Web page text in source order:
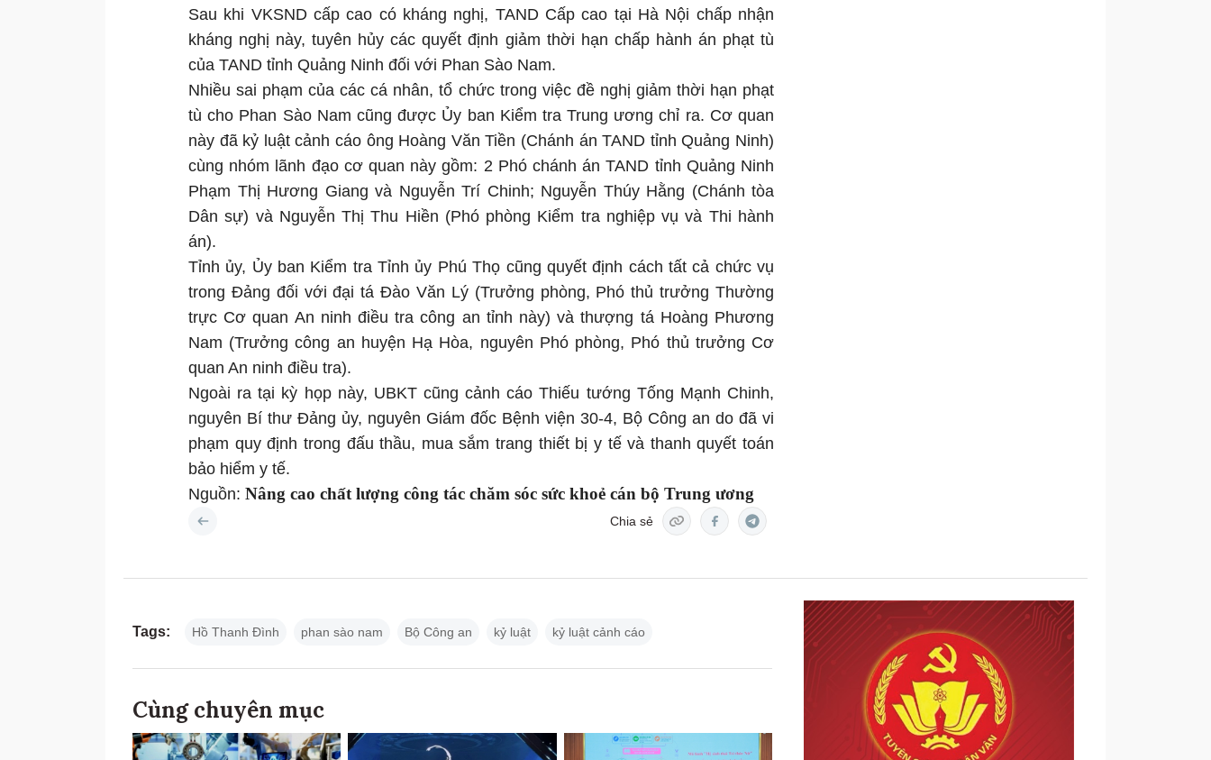
Sau khi VKSND cấp cao có kháng nghị, TAND Cấp cao tại Hà Nội chấp nhận
kháng nghị này, tuyên hủy các quyết định giảm thời hạn chấp hành án phạt tù
của TAND tỉnh Quảng Ninh đối với Phan Sào Nam.
Nhiều sai phạm của các cá nhân, tổ chức trong việc đề nghị giảm thời hạn phạt
tù cho Phan Sào Nam cũng được Ủy ban Kiểm tra Trung ương chỉ ra. Cơ quan
này đã kỷ luật cảnh cáo ông Hoàng Văn Tiền (Chánh án TAND tỉnh Quảng Ninh)
cùng nhóm lãnh đạo cơ quan này gồm: 2 Phó chánh án TAND tỉnh Quảng Ninh
Phạm Thị Hương Giang và Nguyễn Trí Chinh; Nguyễn Thúy Hằng (Chánh tòa
Dân sự) và Nguyễn Thị Thu Hiền (Phó phòng Kiểm tra nghiệp vụ và Thi hành
án).
Tỉnh ủy, Ủy ban Kiểm tra Tỉnh ủy Phú Thọ cũng quyết định cách tất cả chức vụ
trong Đảng đối với đại tá Đào Văn Lý (Trưởng phòng, Phó thủ trưởng Thường
trực Cơ quan An ninh điều tra công an tỉnh này) và thượng tá Hoàng Phương
Nam (Trưởng công an huyện Hạ Hòa, nguyên Phó phòng, Phó thủ trưởng Cơ
quan An ninh điều tra).
Ngoài ra tại kỳ họp này, UBKT cũng cảnh cáo Thiếu tướng Tống Mạnh Chinh,
nguyên Bí thư Đảng ủy, nguyên Giám đốc Bệnh viện 30-4, Bộ Công an do đã vi
phạm quy định trong đấu thầu, mua sắm trang thiết bị y tế và thanh quyết toán
bảo hiểm y tế.
Nguồn: Nâng cao chất lượng công tác chăm sóc sức khoẻ cán bộ Trung ương
Chia sẻ
Tags: Hồ Thanh Đình phan sào nam Bộ Công an kỷ luật kỷ luật cảnh cáo
Cùng chuyên mục